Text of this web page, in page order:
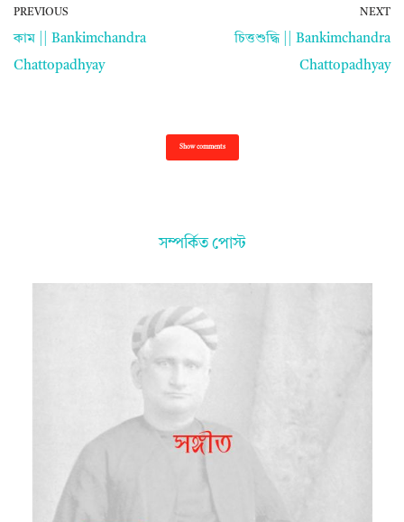
PREVIOUS
কাম || Bankimchandra
Chattopadhyay
NEXT
চিত্তশুদ্ধি || Bankimchandra
Chattopadhyay
Show comments
সম্পর্কিত পোস্ট